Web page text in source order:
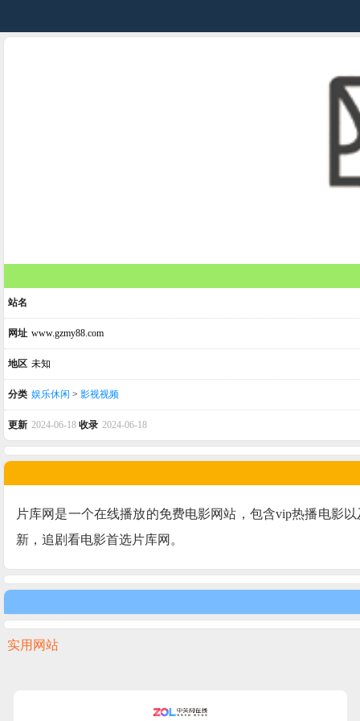
站名
网址 www.gzmy88.com
地区 未知
分类 娱乐休闲 > 影视视频
更新 2024-06-18 收录 2024-06-18
片库网是一个在线播放的免费电影网站，包含vip热播电影
新，追剧看电影首选片库网。
实用网站